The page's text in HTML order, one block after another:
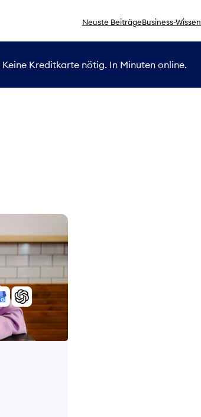
Neuste BeiträgeBusiness-Wissen
Keine Kreditkarte nötig. In Minuten online.